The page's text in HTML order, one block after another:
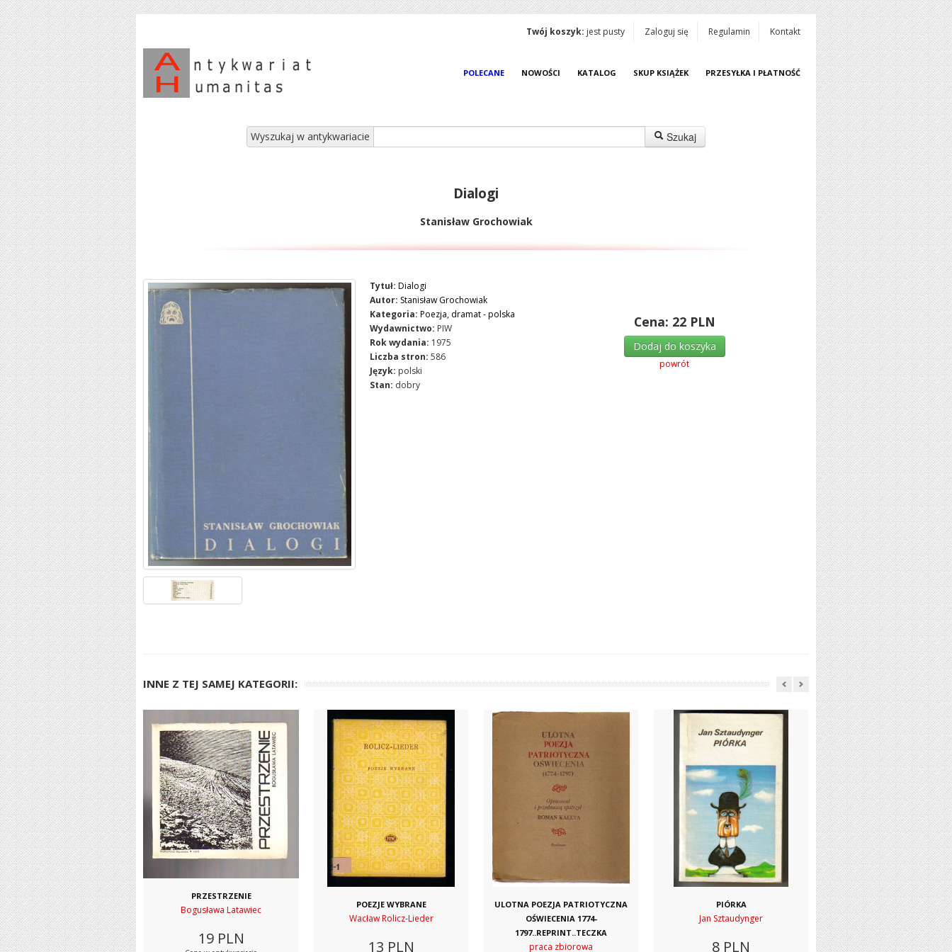
Twój koszyk: jest pusty Zaloguj się Regulamin Kontakt
POLECANE NOWOŚCI KATALOG SKUP KSIĄŻEK PRZESYŁKA I PŁATNOŚĆ
Wyszukaj w antykwariacie Szukaj
Dialogi
Stanisław Grochowiak
Tytuł: Dialogi
Autor: Stanisław Grochowiak
Kategoria: Poezja, dramat - polska
Wydawnictwo: PIW
Rok wydania: 1975
Liczba stron: 586
Język: polski
Stan: dobry
Cena: 22 PLN
Dodaj do koszyka
powrót
INNE Z TEJ SAMEJ KATEGORII:
PRZESTRZENIE
Bogusława Latawiec
19 PLN
POEZJE WYBRANE
Wacław Rolicz-Lieder
13 PLN
ULOTNA POEZJA PATRIOTYCZNA
OŚWIECENIA 1774-
1797..REPRINT..TECZKA
praca zbiorowa
PIÓRKA
Jan Sztaudynger
8 PLN